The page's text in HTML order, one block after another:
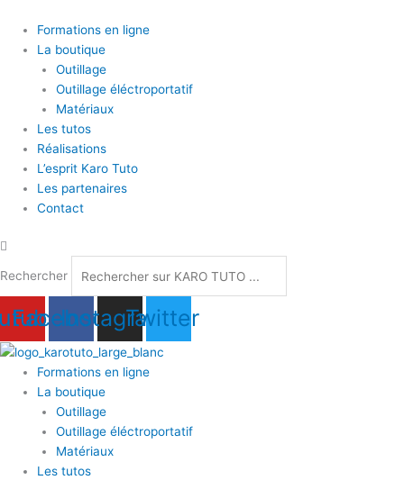
Formations en ligne
La boutique
Outillage
Outillage éléctroportatif
Matériaux
Les tutos
Réalisations
L’esprit Karo Tuto
Les partenaires
Contact
Rechercher
Facebook
Instagram
Twitter
Formations en ligne
La boutique
Outillage
Outillage éléctroportatif
Matériaux
Les tutos